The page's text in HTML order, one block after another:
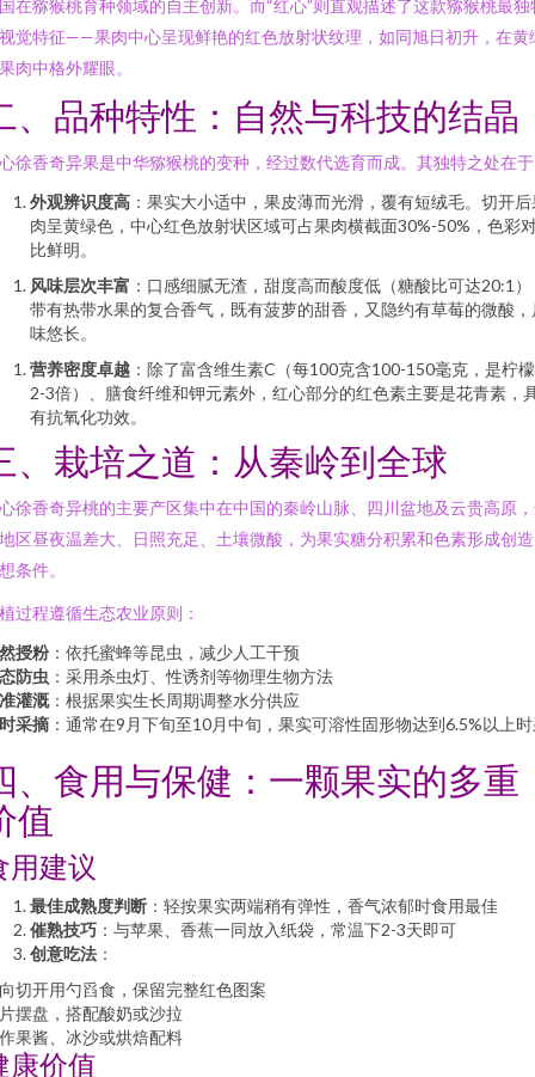
在猕猴桃育种领域的自主创新。而“红心”则直观描述了这款猕猴桃最独
觉特征——果肉中心呈现鲜艳的红色放射状纹理，如同旭日初升，在黄
肉中格外耀眼。
、品种特性：自然与科技的结晶
徐香奇异果是中华猕猴桃的变种，经过数代选育而成。其独特之处在
外观辨识度高 ：果实大小适中，果皮薄而光滑，覆有短绒毛。切开后
肉呈黄绿色，中心红色放射状区域可占果肉横截面30%-50%，色彩
比鲜明。
风味层次丰富 ：口感细腻无渣，甜度高而酸度低（糖酸比可达20:1）
带有热带水果的复合香气，既有菠萝的甜香，又隐约有草莓的微酸，
味悠长。
营养密度卓越 ：除了富含维生素C（每100克含100-150毫克，是柠
2-3倍）、膳食纤维和钾元素外，红心部分的红色素主要是花青素，
有抗氧化功效。
、栽培之道：从秦岭到全球
徐香奇异桃的主要产区集中在中国的秦岭山脉、四川盆地及云贵高原
区昼夜温差大、日照充足、土壤微酸，为果实糖分积累和色素形成创
条件。
过程遵循生态农业原则：
授粉：依托蜜蜂等昆虫，减少人工干预
防虫 ：采用杀虫灯、性诱剂等物理生物方法
灌溉：根据果实生长周期调整水分供应
采摘 ：通常在9月下旬至10月中旬，果实可溶性固形物达到6.5%以上
、食用与保健：一颗果实的多重
值
用建议
最佳成熟度判断 ：轻按果实两端稍有弹性，香气浓郁时食用最佳
催熟技巧 ：与苹果、香蕉一同放入纸袋，常温下2-3天即可
创意吃法 ：
切开用勺舀食，保留完整红色图案
摆盘，搭配酸奶或沙拉
果酱、冰沙或烘焙配料
康价值